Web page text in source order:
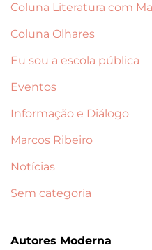
Coluna Literatura com
Coluna Olhares
Eu sou a escola pública
Eventos
Informação e Diálogo
Marcos Ribeiro
Notícias
Sem categoria
Autores Moderna